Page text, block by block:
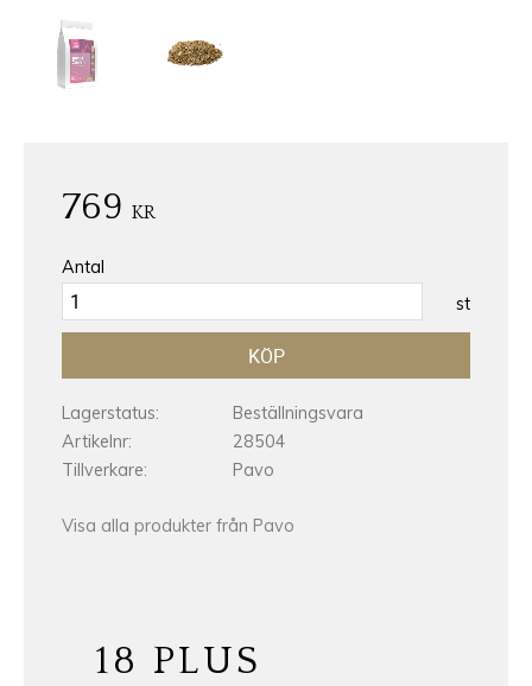
769 KR
Antal
st
KÖP
Lagerstatus
Beställningsvara
Artikelnr
28504
Tillverkare
Pavo
Visa alla produkter från Pavo
18 PLUS